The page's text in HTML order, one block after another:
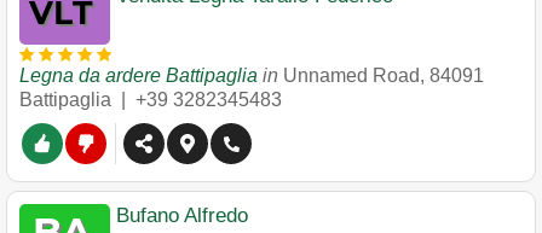
Legna da ardere Battipaglia in Unnamed Road, 84091
Battipaglia
+39 3282345483
Bufano Alfredo